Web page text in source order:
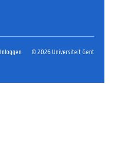
Inloggen © 2026 Universiteit Gent